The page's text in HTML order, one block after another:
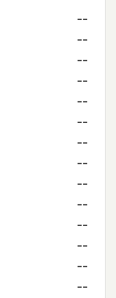
--
--
--
--
--
--
--
--
--
--
--
--
--
--